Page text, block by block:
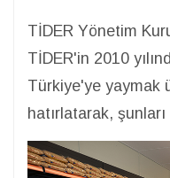
TİDER Yönetim
TİDER'in 2010
Türkiye'ye yaymak
hatırlatarak,